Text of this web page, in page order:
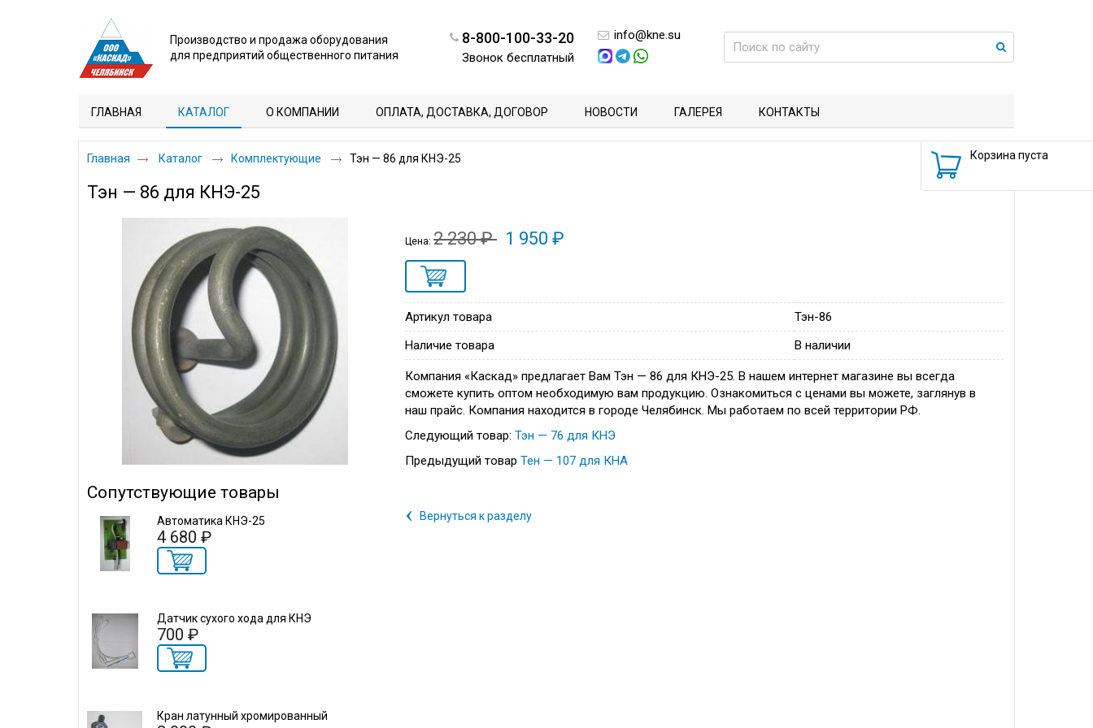
8-800-100-33-20
Звонок бесплатный
info@kne.su
Производство и продажа оборудования
для предприятий общественного питания
ГЛАВНАЯ КАТАЛОГ О КОМПАНИИ ОПЛАТА, ДОСТАВКА, ДОГОВОР НОВОСТИ ГАЛЕРЕЯ КОНТАКТЫ
Корзина пуста
Главная Каталог Комплектующие Тэн — 86 для КНЭ-25
Тэн — 86 для КНЭ-25
Сопутствующие товары
Автоматика КНЭ-25
4 680 ₽
Датчик сухого хода для КНЭ
700 ₽
Кран латунный хромированный
Цена: 2 230 ₽ 1 950 ₽
Артикул товара
Тэн-86
Наличие товара
В наличии
Компания «Каскад» предлагает Вам Тэн — 86 для КНЭ-25. В нашем интернет магазине вы всегда
сможете купить оптом необходимую вам продукцию. Ознакомиться с ценами вы можете, заглянув в
наш прайс. Компания находится в городе Челябинск. Мы работаем по всей территории РФ.
Следующий товар: Тэн — 76 для КНЭ
Предыдущий товар Тен — 107 для КНА
‹ Вернуться к разделу